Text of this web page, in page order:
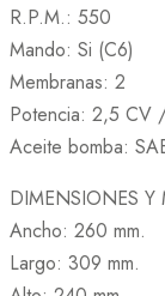
R.P.M.: 550
Mando: Si (C6)
Membranas: 2
Potencia: 2,5 CV
Aceite bomba:
DIMENSIONES Y
Ancho: 260 mm.
Largo: 309 mm.